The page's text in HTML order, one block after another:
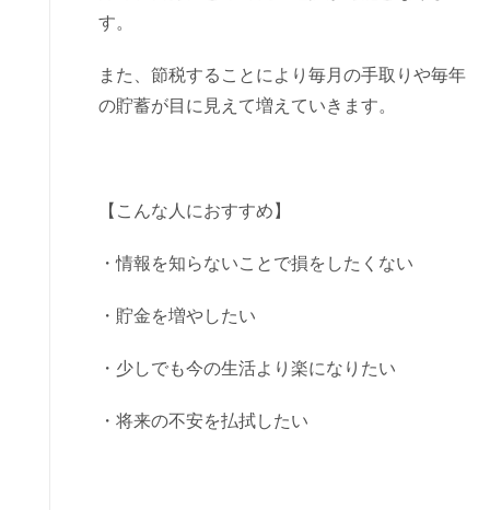
す。
また、節税することにより毎月の手取りや毎年
の貯蓄が目に見えて増えていきます。
【こんな人におすすめ】
・情報を知らないことで損をしたくない
・貯金を増やしたい
・少しでも今の生活より楽になりたい
・将来の不安を払拭したい